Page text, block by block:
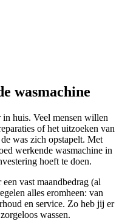
wasmachine
huis. Veel mensen willen
of het uitzoeken van
was zich opstapelt. Met
werkende wasmachine in
hoeft te doen.
vast maandbedrag (al
alles eromheen: van
en service. Zo heb jij er
wassen.